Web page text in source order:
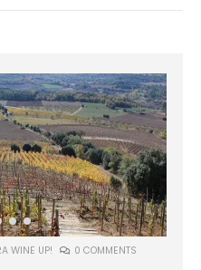
WINE UP! 0 COMMENTS